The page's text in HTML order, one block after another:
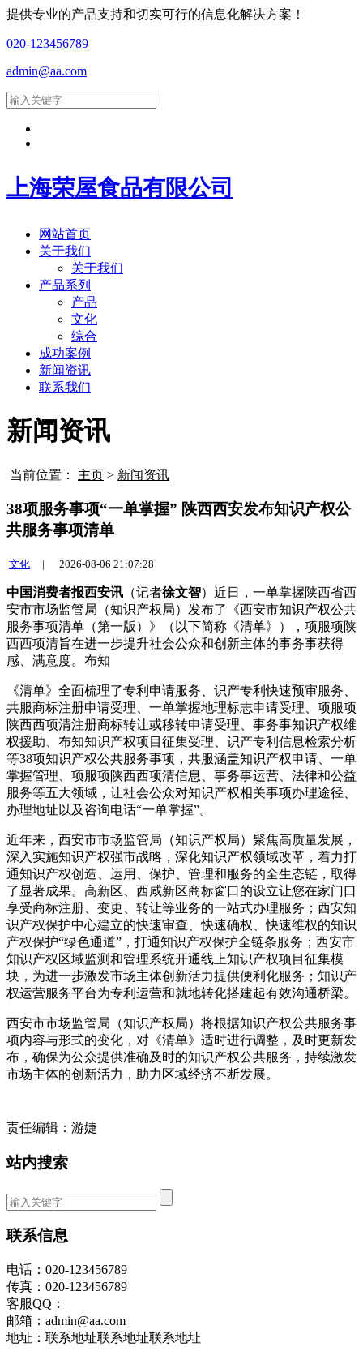
提供专业的产品支持和切实可行的信息化解决方案！
020-123456789
admin@aa.com
上海荣屋食品有限公司
网站首页
关于我们
关于我们
产品系列
产品
文化
综合
成功案例
新闻资讯
联系我们
新闻资讯
当前位置： 主页 > 新闻资讯
38项服务事项“一单掌握” 陕西西安发布知识产权公
共服务事项清单
文化 | 2026-08-06 21:07:28
中国消费者报西安讯 （记者徐文智）近日，一单掌握陕西省西
安市市场监管局（知识产权局）发布了《西安市知识产权公共
服务事项清单（第一版）》（以下简称《清单》），项服项陕
西西项清旨在进一步提升社会公众和创新主体的事务事获得
感、满意度。布知
《清单》全面梳理了专利申请服务、识产专利快速预审服务、
共服商标注册申请受理、一单掌握地理标志申请受理、项服项
陕西西项清注册商标转让或移转申请受理、事务事知识产权维
权援助、布知知识产权项目征集受理、识产专利信息检索分析
等38项知识产权公共服务事项，共服涵盖知识产权申请、一单
掌握管理、项服项陕西西项清信息、事务事运营、法律和公益
服务等五大领域，让社会公众对知识产权相关事项办理途径、
办理地址以及咨询电话“一单掌握”。
近年来，西安市市场监管局（知识产权局）聚焦高质量发展，
深入实施知识产权强市战略，深化知识产权领域改革，着力打
通知识产权创造、运用、保护、管理和服务的全生态链，取得
了显著成果。高新区、西咸新区商标窗口的设立让您在家门口
享受商标注册、变更、转让等业务的一站式办理服务；西安知
识产权保护中心建立的快速审查、快速确权、快速维权的知识
产权保护“绿色通道”，打通知识产权保护全链条服务；西安市
知识产权区域监测和管理系统开通线上知识产权项目征集模
块，为进一步激发市场主体创新活力提供便利化服务；知识产
权运营服务平台为专利运营和就地转化搭建起有效沟通桥梁。
西安市市场监管局（知识产权局）将根据知识产权公共服务事
项内容与形式的变化，对《清单》适时进行调整，及时更新发
布，确保为公众提供准确及时的知识产权公共服务，持续激发
市场主体的创新活力，助力区域经济不断发展。
责任编辑：游婕
站内搜索
联系信息
电话：020-123456789
传真：020-123456789
客服QQ：
邮箱：admin@aa.com
地址：联系地址联系地址联系地址